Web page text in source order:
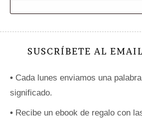
SUSCRÍBETE AL
• Cada lunes enviamos una
significado.
• Recibe un ebook de regalo con